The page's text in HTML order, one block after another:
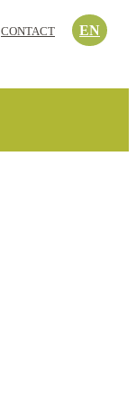
CONTACT EN